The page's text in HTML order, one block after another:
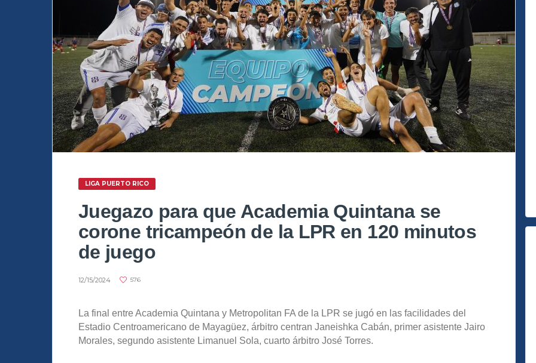
LIGA PUERTO RICO
Juegazo para que Academia Quintana se
corone tricampeón de la LPR en 120 minutos
de juego
12/15/2024 576
La final entre Academia Quintana y Metropolitan FA de la LPR se jugó en las facilidades del
Estadio Centroamericano de Mayagüez, árbitro centran Janeishka Cabán, primer asistente Jairo
Morales, segundo asistente Limanuel Sola, cuarto árbitro José Torres.